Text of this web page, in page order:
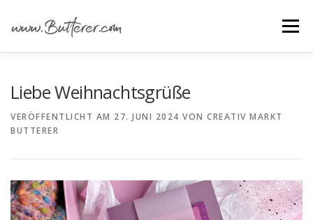
springen
Menü
GRUNDANLEITUNGEN
Liebe Weihnachtsgrüße
VERÖFFENTLICHT AM 27. JUNI 2024 VON CREATIV MARKT
BUTTERER